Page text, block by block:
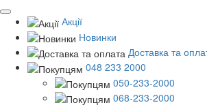
Акції
Новинки
Доставка та
048 233 2000
050-233-2000
068-233-2000